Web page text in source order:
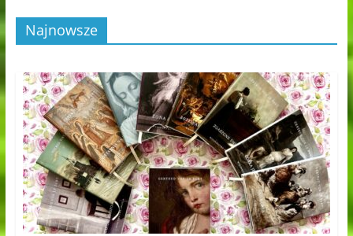
Najnowsze